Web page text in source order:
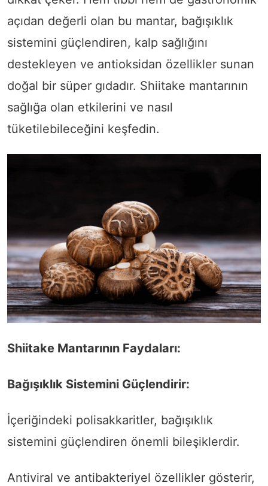
açıdan değerli olan bu mantar, bağışıklık
sistemini güçlendiren, kalp sağlığını
destekleyen ve antioksidan özellikler sunan
doğal bir süper gıdadır. Shiitake mantarının
sağlığa olan etkilerini ve nasıl
tüketilebileceğini keşfedin.
Shiitake Mantarının Faydaları:
Bağışıklık Sistemini Güçlendirir:
İçeriğindeki polisakkaritler, bağışıklık
sistemini güçlendiren önemli bileşiklerdir.
Antiviral ve antibakteriyel özellikler gösterir,